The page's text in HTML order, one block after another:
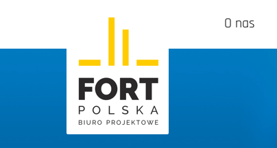
O nas